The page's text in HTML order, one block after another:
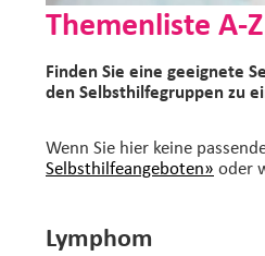
Themenliste A-Z
Finden Sie eine geeignete
den Selbsthilfegruppen zu
Wenn Sie hier keine
Selbsthilfeangeboten» oder
Lymphom